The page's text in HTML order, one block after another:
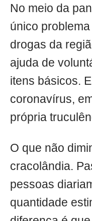
No meio da
único
drogas da
ajuda de
itens básicos.
coronavírus,
própria
O que não
cracolândia.
pessoas
quantidade